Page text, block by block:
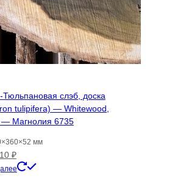
слэб, доска
tulipifera) — Whitewood,
— Магнолия 6735
мм
₽Текущая
цена: